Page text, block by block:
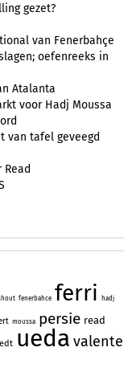
gezet?
van Fenerbahçe
oefenreeks in
Atalanta
voor Hadj Moussa
van tafel geveegd
fenerbahce ferri hadj
moussa persie read
ueda valente